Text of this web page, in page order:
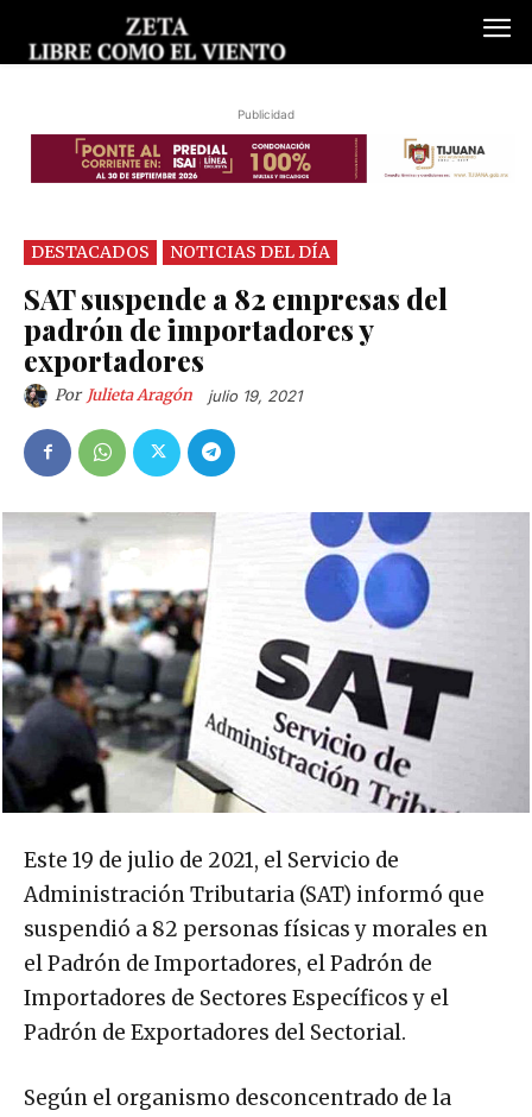
Publicidad
DESTACADOS NOTICIAS DEL DÍA
SAT suspende a 82 empresas del
padrón de importadores y
exportadores
Por Julieta Aragón julio 19, 2021
Este 19 de julio de 2021, el Servicio de
Administración Tributaria (SAT) informó que
suspendió a 82 personas físicas y morales en
el Padrón de Importadores, el Padrón de
Importadores de Sectores Específicos y el
Padrón de Exportadores del Sectorial.
Según el organismo desconcentrado de la